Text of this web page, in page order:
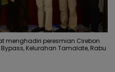
menghadiri peresmian Cirebon
Kelurahan Tamalate, Rabu